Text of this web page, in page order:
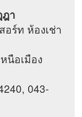
า
ร์ท ห้องเช่า
นือเมือง
043-